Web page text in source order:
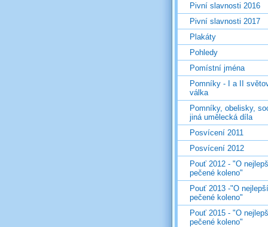
Pivní slavnosti 2016
Pivní slavnosti 2017
Plakáty
Pohledy
Pomístní jména
Pomníky - I a II
válka
Pomníky, obelisky,
jiná umělecká díla
Posvícení 2011
Posvícení 2012
Pouť 2012 - "O
pečené koleno"
Pouť 2013 -"O nejlepší
pečené koleno"
Pouť 2015 - "O
pečené koleno"